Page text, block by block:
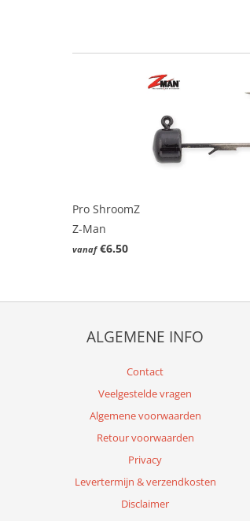
Pro ShroomZ
Z-Man
vanaf €6.50
ALGEMENE INFO
Contact
Veelgestelde vragen
Algemene voorwaarden
Retour voorwaarden
Privacy
Levertermijn & verzendkosten
Disclaimer